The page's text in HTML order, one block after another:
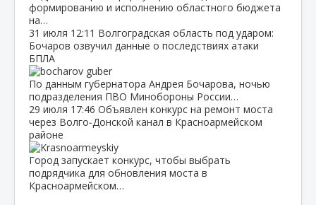
формированию и исполнению областного бюджета
на…
31 июля 12:11 Волгоградская область под ударом:
Бочаров озвучил данные о последствиях атаки
БПЛА
По данным губернатора Андрея Бочарова, ночью
подразделения ПВО Минобороны России…
29 июля 17:46 Объявлен конкурс на ремонт моста
через Волго‑Донской канал в Красноармейском
районе
Город запускает конкурс, чтобы выбрать
подрядчика для обновления моста в
Красноармейском…